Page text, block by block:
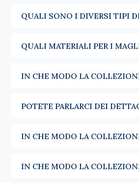
Lo scollo a V è pensato per essere
dolcevita uomosi impone non
Ogni inverno, le nostre collezioni si
QUALI SONO I DIVERSI TIPI
QUALI MATERIALI PER I
IN CHE MODO LA
POTETE PARLARCI DEI
IN CHE MODO LA
IN CHE MODO LA